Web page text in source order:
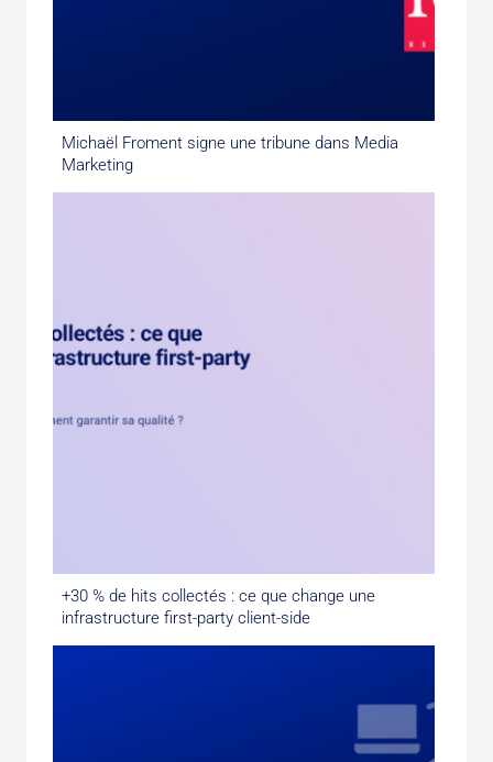
Michaël Froment signe une tribune dans Media
Marketing
+30 % de hits collectés : ce que change une
infrastructure first-party client-side